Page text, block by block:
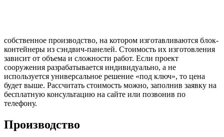
собственное производство, на котором изготавливаются блок-
контейнеры из сэндвич-панелей. Стоимость их изготовления
зависит от объема и сложности работ. Если проект
сооружения разрабатывается индивидуально, а не
используется универсальное решение «под ключ», то цена
будет выше. Рассчитать стоимость можно, заполнив заявку на
бесплатную консультацию на сайте или позвонив по
телефону.
Производство